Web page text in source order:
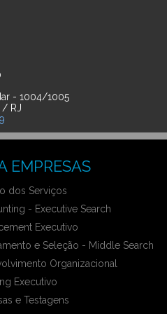
- 1004/1005
/ RJ
EMPRESAS
dos Serviços
- Executive Search
Executivo
e Seleção - Middle Search
Organizacional
Executivo
e Testagens